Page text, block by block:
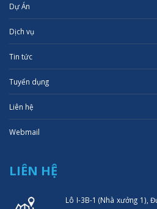
Dự Án
Dịch vụ
Tin tức
Tuyển dụng
Liên hệ
Webmail
LIÊN HỆ
Lô I-3B-1 (Nhà xưởng 1),